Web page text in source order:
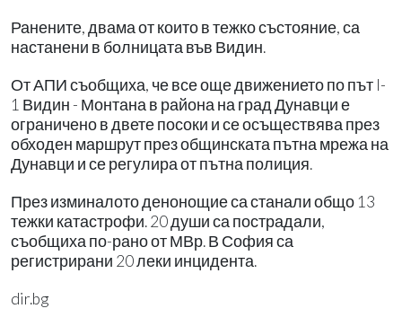
Ранените, двама от които в тежко състояние, са
настанени в болницата във Видин.
От АПИ съобщиха, че все още движението по път I-
1 Видин - Монтана в района на град Дунавци е
ограничено в двете посоки и се осъществява през
обходен маршрут през общинската пътна мрежа на
Дунавци и се регулира от пътна полиция.
През изминалото денонощие са станали общо 13
тежки катастрофи. 20 души са пострадали,
съобщиха по-рано от МВр. В София са
регистрирани 20 леки инцидента.
dir.bg